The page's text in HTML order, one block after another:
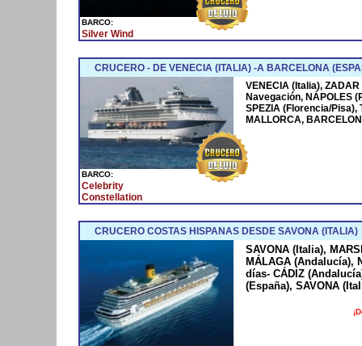
BARCO:
Silver Wind
CRUCERO - DE VENECIA (ITALIA) -A BARCELONA
BARCO:
Celebrity
Constellation
VENECIA (Italia),
Navegación, NÁPOLES
SPEZIA (Florencia/Pisa),
MALLORCA,
CRUCERO COSTAS HISPANAS DESDE SAVONA (ITALIA)
SAVONA (Italia),
MÁLAGA (Andalucía),
días- CÁDIZ
(España), SAVONA